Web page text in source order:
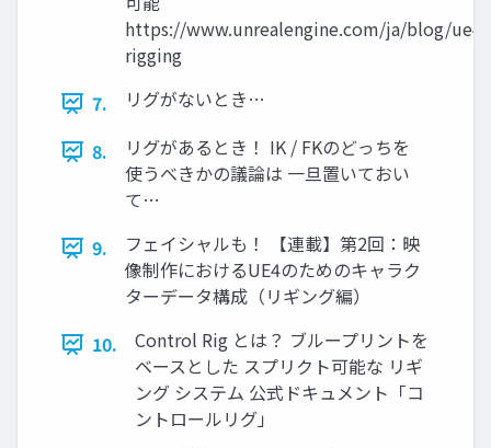
https://www.unrealengine.com/ja/blog/ue4-
rigging
7.
リグがないとき…
8.
リグがあるとき！ IK / FKのどっちを
使うべきかの議論は 一旦置いておい
て…
9.
フェイシャルも！ 【連載】第2回：映
像制作におけるUE4のためのキャラク
ターデータ構成（リギング編）
10.
Control Rig とは？ ブループリントを
ベースとした スプリクト可能な リギ
ング システム 公式ドキュメント「コ
ントロールリグ」